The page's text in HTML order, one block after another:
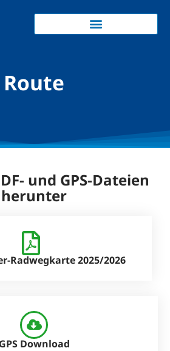
Route
und GPS-Dateien
herunter
Radwegkarte 2025/2026
GPS Download